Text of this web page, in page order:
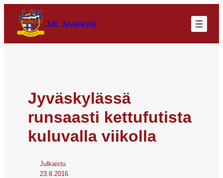
JJK Jyväskylä
Jyväskylässä
runsaasti kettufutista
kuluvalla viikolla
Julkaistu
23.8.2016